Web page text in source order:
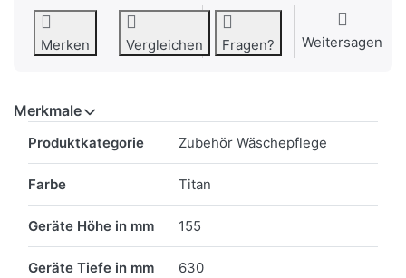
Merken Vergleichen Fragen? Weitersagen
Merkmale
Produktkategorie Zubehör Wäschepflege
Farbe Titan
Geräte Höhe in mm 155
Geräte Tiefe in mm 630